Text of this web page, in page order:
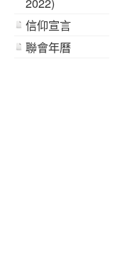
信仰宣言
聯會年曆